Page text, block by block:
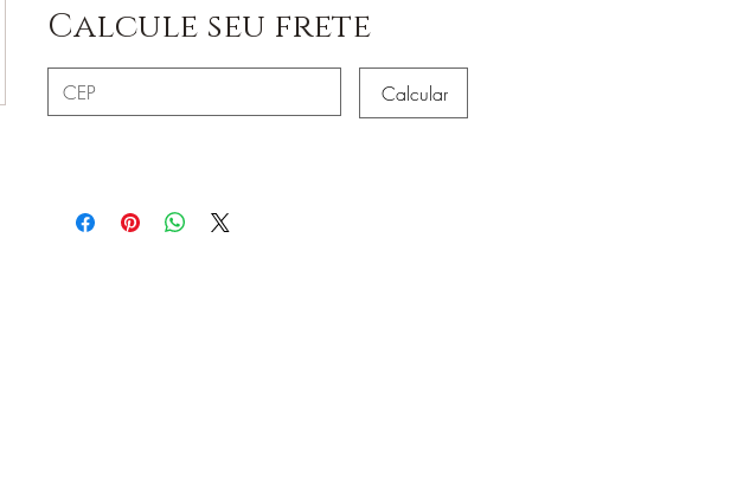
Calcule seu frete
Calcular